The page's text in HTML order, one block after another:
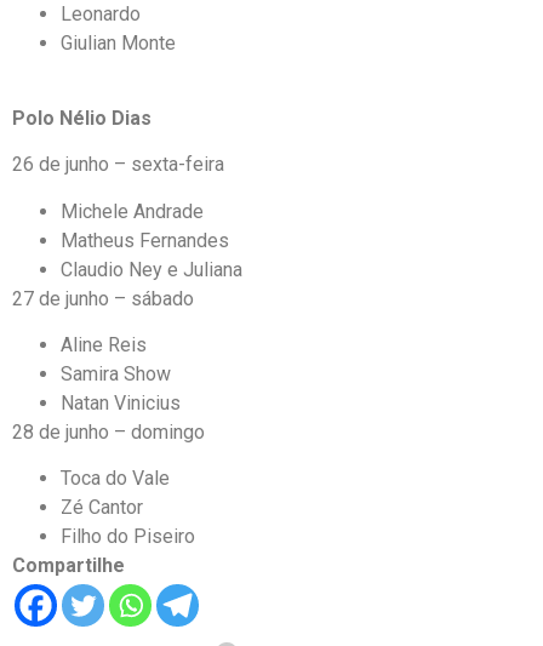
Leonardo
Giulian Monte
Polo Nélio Dias
26 de junho – sexta-feira
Michele Andrade
Matheus Fernandes
Claudio Ney e Juliana
27 de junho – sábado
Aline Reis
Samira Show
Natan Vinicius
28 de junho – domingo
Toca do Vale
Zé Cantor
Filho do Piseiro
Compartilhe